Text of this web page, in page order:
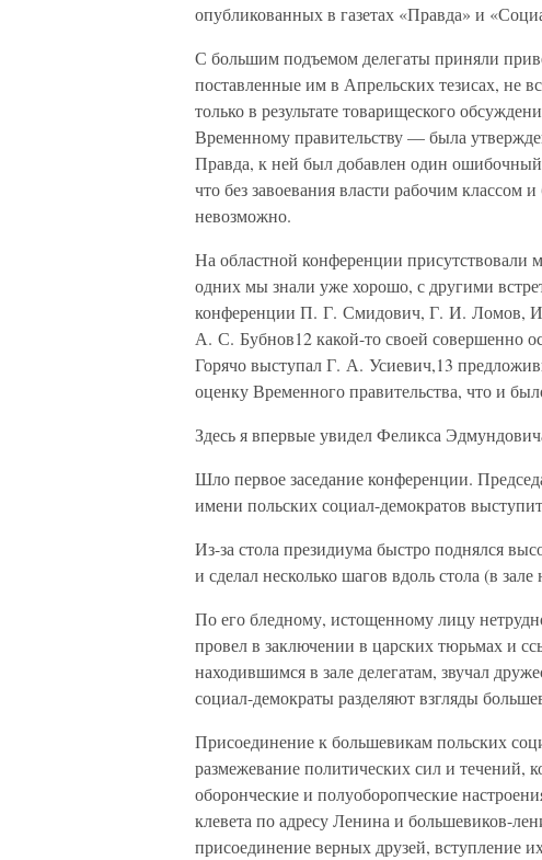
опубликованных в газетах «Правда» и
С большим подъемом делегаты приняли
поставленные им в Апрельских тезисах,
только в результате товарищеского
Временному правительству — была
Правда, к ней был добавлен один
что без завоевания власти рабочим
невозможно.
На областной конференции присутствовали
одних мы знали уже хорошо, с другими
конференции П. Г. Смидович, Г. И. Ломов,
А. С. Бубнов12 какой-то своей совершенно
Горячо выступал Г. А. Усиевич,13
оценку Временного правительства, что и
Здесь я впервые увидел Феликса
Шло первое заседание конференции.
имени польских социал-демократов
Из-за стола президиума быстро поднялся
и сделал несколько шагов вдоль стола (в
По его бледному, истощенному лицу
провел в заключении в царских тюрьмах и
находившимся в зале делегатам, звучал
социал-демократы разделяют взгляды
Присоединение к большевикам польских
размежевание политических сил и течений,
оборонческие и полуоборопческие
клевета по адресу Ленина и большевиков-
присоединение верных друзей, вступление